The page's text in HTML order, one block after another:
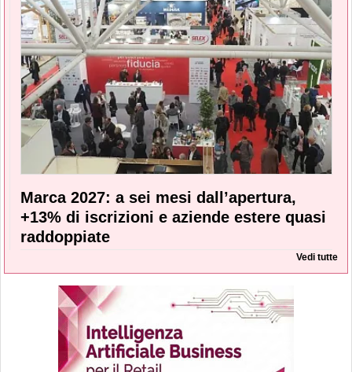
Marca 2027: a sei mesi dall’apertura,
+13% di iscrizioni e aziende estere quasi
raddoppiate
Vedi tutte